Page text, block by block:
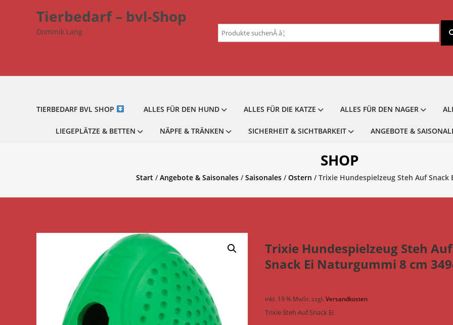
Tierbedarf – bvl-Shop
Dominik Lang
Suchen
nach:
TIERBEDARF BVL SHOP ALLES FÜR DEN HUND ALLES FÜR DIE KATZE ALLES FÜR DEN NAGER
LIEGEPLÄTZE & BETTEN NÄPFE & TRÄNKEN SICHERHEIT & SICHTBARKEIT ANGEBOTE &
SHOP
Start /Angebote & Saisonales /Saisonales /Ostern / Trixie Hundespielzeug Steh Auf Snack
Trixie Hundespielzeug Steh Auf
Snack Ei Naturgummi 8 cm
inkl. 19 % MwSt. zzgl.Versandkosten
Trixie Steh Auf Snack Ei